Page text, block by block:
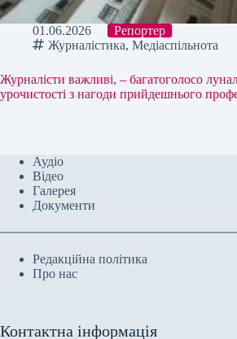
01.06.2026
Репортер
Журналістика, Медіаспільнота
Журналісти важливі, – багатоголосо
урочистості з нагоди прийдешнього
Аудіо
Відео
Галерея
Документи
Редакційна політика
Про нас
Контактна інформація